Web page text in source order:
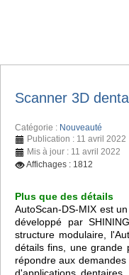
Scanner 3D
Catégorie : Nouveauté
Publication : 11 avril 2022
Mis à jour : 11 avril 2022
Affichages : 1812
Plus que des détails
AutoScan-DS-MIX est
développé par
structure modulaire,
détails fins, une grande
répondre aux
d'applications